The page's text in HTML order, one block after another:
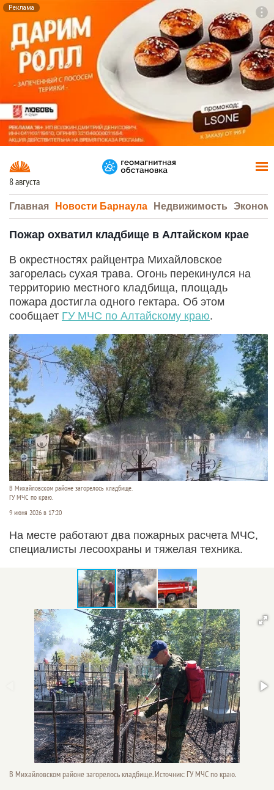
Реклама
8 августа
Главная Новости Барнаула Недвижимость
Пожар охватил кладбище в Алтайском крае
В окрестностях райцентра Михайловское
загорелась сухая трава. Огонь перекинулся на
территорию местного кладбища, площадь
пожара достигла одного гектара. Об этом
сообщает ГУ МЧС по Алтайскому краю.
В Михайловском районе загорелось кладбище.
ГУ МЧС по краю.
9 июня 2026 в 17:20
На месте работают два пожарных расчета МЧС,
специалисты лесоохраны и тяжелая техника.
В Михайловском районе загорелось кладбище. Источник: ГУ МЧС по краю.